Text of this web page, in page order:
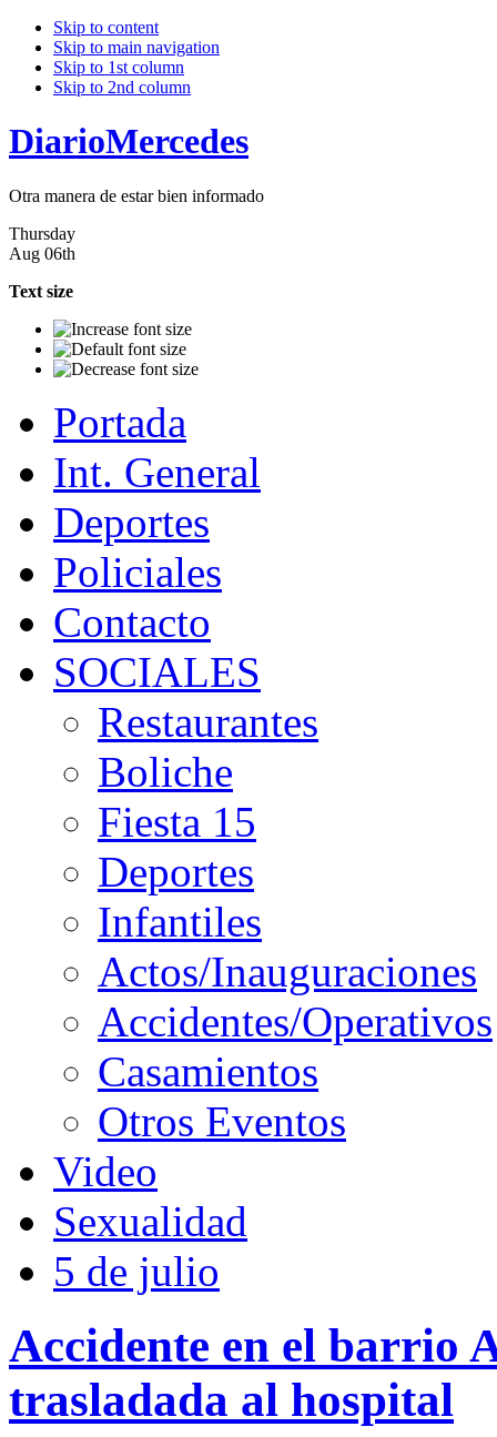
Skip to content
Skip to main navigation
Skip to 1st column
Skip to 2nd column
DiarioMercedes
Otra manera de estar bien informado
Thursday
Aug 06th
Text size
Portada
Int. General
Deportes
Policiales
Contacto
SOCIALES
Restaurantes
Boliche
Fiesta 15
Deportes
Infantiles
Actos/Inauguraciones
Accidentes/Operativos
Casamientos
Otros Eventos
Video
Sexualidad
5 de julio
Accidente en el barrio
trasladada al hospital